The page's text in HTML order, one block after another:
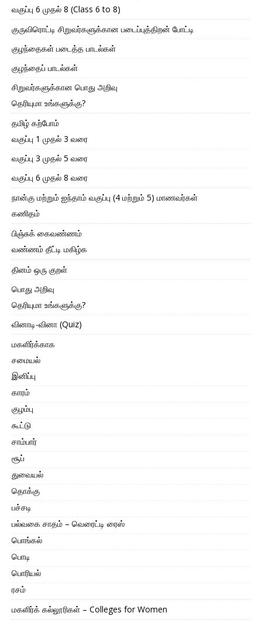
வகுப்பு 6 முதல் 8 (Class 6 to 8)
குருவிரொட்டி சிறுவர்களுக்கான படைப்புத்திறன் போட்டி
குழந்தைகள் படைத்த பாடல்கள்
குழந்தைப் பாடல்கள்
சிறுவர்களுக்கான பொது அறிவு
தெரியுமா உங்களுக்கு?
தமிழ் கற்போம்
வகுப்பு 1 முதல் 3 வரை
வகுப்பு 3 முதல் 5 வரை
வகுப்பு 6 முதல் 8 வரை
நான்கு மற்றும் ஐந்தாம் வகுப்பு (4 மற்றும் 5) மாணவர்கள்
கணிதம்
பிஞ்சுக் கைவண்ணம்
வண்ணம் தீட்டி மகிழ்க
தினம் ஒரு குறள்
பொது அறிவு
தெரியுமா உங்களுக்கு?
வினாடி-வினா (Quiz)
மகளிர்க்காக
சமையல்
இனிப்பு
காரம்
குழம்பு
கூட்டு
சாம்பார்
சூப்
துவையல்
தொக்கு
பச்சடி
பல்வகை சாதம் – வெரைட்டி ரைஸ்
பொங்கல்
பொடி
பொரியல்
ரசம்
மகளிர்க் கல்லூரிகள் – Colleges for Women